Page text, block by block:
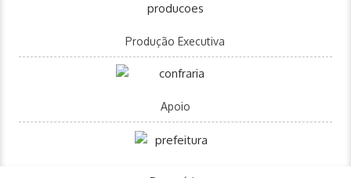
Produção Executiva
Apoio